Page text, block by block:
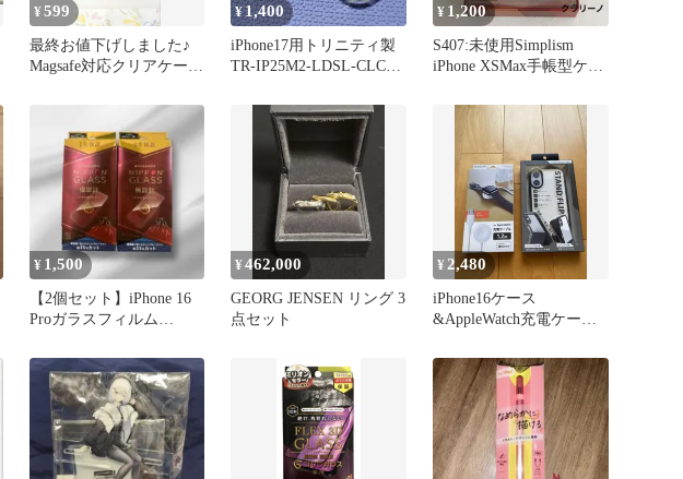
¥599
最終お値下げしました♪
Magsafe対応クリアケース
¥1,400
iPhone17用トリニティ製
TR-IP25M2-LDSL-CLCL
¥ 1,200
S407:未使用Simplism
iPhone XSMax手帳型ケー
¥ 1,500
【2個セット】iPhone 16
Proガラスフィルム
¥462,000
GEORG JENSEN リング 3
点セット
¥2,480
iPhone16ケース
&AppleWatch充電ケーブ